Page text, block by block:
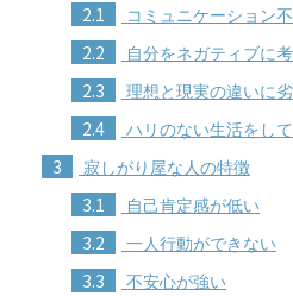
2.1 コミュニケーション
2.2 自分をネガティブに
2.3 理想と現実の違いに
2.4 ハリのない生活をし
3 寂しがり屋な人の特徴
3.1 自己肯定感が低い
3.2 一人行動ができない
3.3 不安心が強い